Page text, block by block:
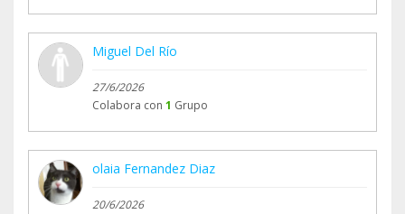
Miguel Del Río
27/6/2026
Colabora con 1 Grupo
olaia Fernandez Diaz
20/6/2026